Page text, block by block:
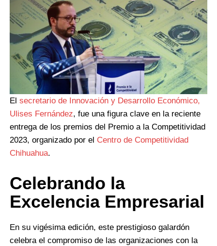
El secretario de Innovación y Desarrollo Económico,
Ulises Fernández, fue una figura clave en la reciente
entrega de los premios del Premio a la Competitividad
2023, organizado por el Centro de Competitividad
Chihuahua.
Celebrando la
Excelencia Empresarial
En su vigésima edición, este prestigioso galardón
celebra el compromiso de las organizaciones con la